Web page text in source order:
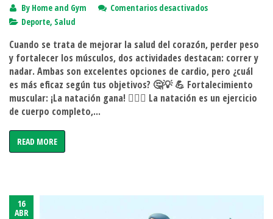
By Home and Gym Comentarios desactivadosen
nadar
¿Qué
es
más
eficaz
Deporte, Salud
Cuando se trata de mejorar la salud del corazón, perder peso
y fortalecer los músculos, dos actividades destacan: correr y
nadar. Ambas son excelentes opciones de cardio, pero ¿cuál
es más eficaz según tus objetivos? 🤔💡 💪 Fortalecimiento
muscular: ¡La natación gana! 🏊‍♀️💦 La natación es un ejercicio
de cuerpo completo,...
READ MORE
16
ABR